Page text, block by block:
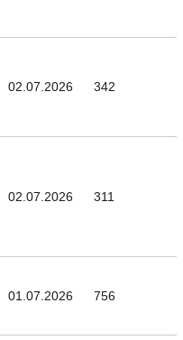
02.07.2026 342
02.07.2026 311
01.07.2026 756